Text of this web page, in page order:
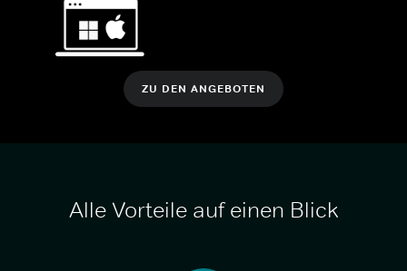
ZU DEN ANGEBOTEN
Alle Vorteile auf einen Blick